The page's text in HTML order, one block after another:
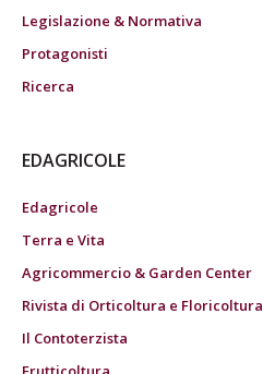
Legislazione & Normativa
Protagonisti
Ricerca
EDAGRICOLE
Edagricole
Terra e Vita
Agricommercio & Garden Center
Rivista di Orticoltura e Floricoltura
Il Contoterzista